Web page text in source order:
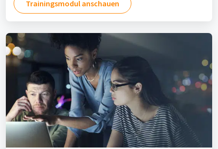
Trainingsmodul anschauen